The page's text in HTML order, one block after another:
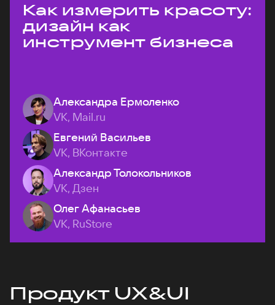
Как измерить красоту:
дизайн как
инструмент бизнеса
Александра Ермоленко
VK, Mail.ru
Евгений Васильев
VK, ВКонтакте
Александр Толокольников
VK, Дзен
Олег Афанасьев
VK, RuStore
Продукт UX&UI